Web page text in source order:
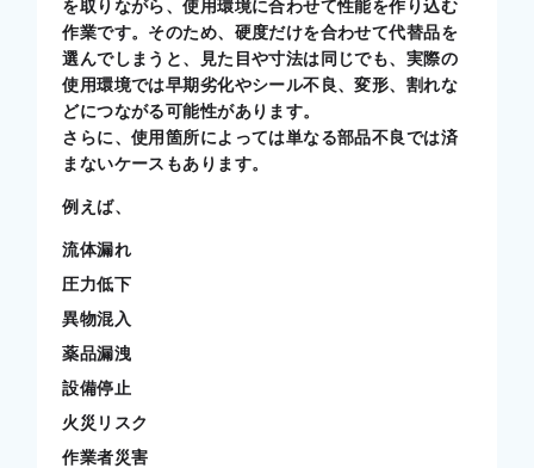
を取りながら、使用環境に合わせて性能を作り込む
作業です。そのため、硬度だけを合わせて代替品を
選んでしまうと、見た目や寸法は同じでも、実際の
使用環境では早期劣化やシール不良、変形、割れな
どにつながる可能性があります。
さらに、使用箇所によっては単なる部品不良では済
まないケースもあります。
例えば、
流体漏れ
圧力低下
異物混入
薬品漏洩
設備停止
火災リスク
作業者災害